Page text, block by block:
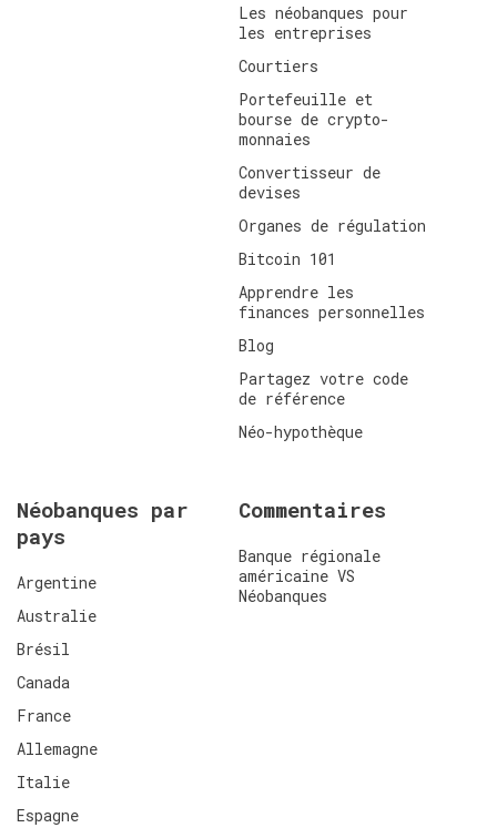
Les néobanques pour
les entreprises
Courtiers
Portefeuille et
bourse de crypto-
monnaies
Convertisseur de
devises
Organes de régulation
Bitcoin 101
Apprendre les
finances personnelles
Blog
Partagez votre code
de référence
Néo-hypothèque
Néobanques par
pays
Argentine
Australie
Brésil
Canada
France
Allemagne
Italie
Espagne
Commentaires
Banque régionale
américaine VS
Néobanques